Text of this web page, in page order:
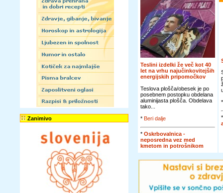
Zanimivo
Teslini izdelki že več kot 40
let na vrhu najučinkovitejših
energijskih pripomočkov
Teslova plošča/obesek je po
posebnem postopku obdelana
aluminijasta plošča. Obdelava
tako...
* Beri dalje
* Oskrbovalnica -
neposredna vez med
kmetom in potrošnikom